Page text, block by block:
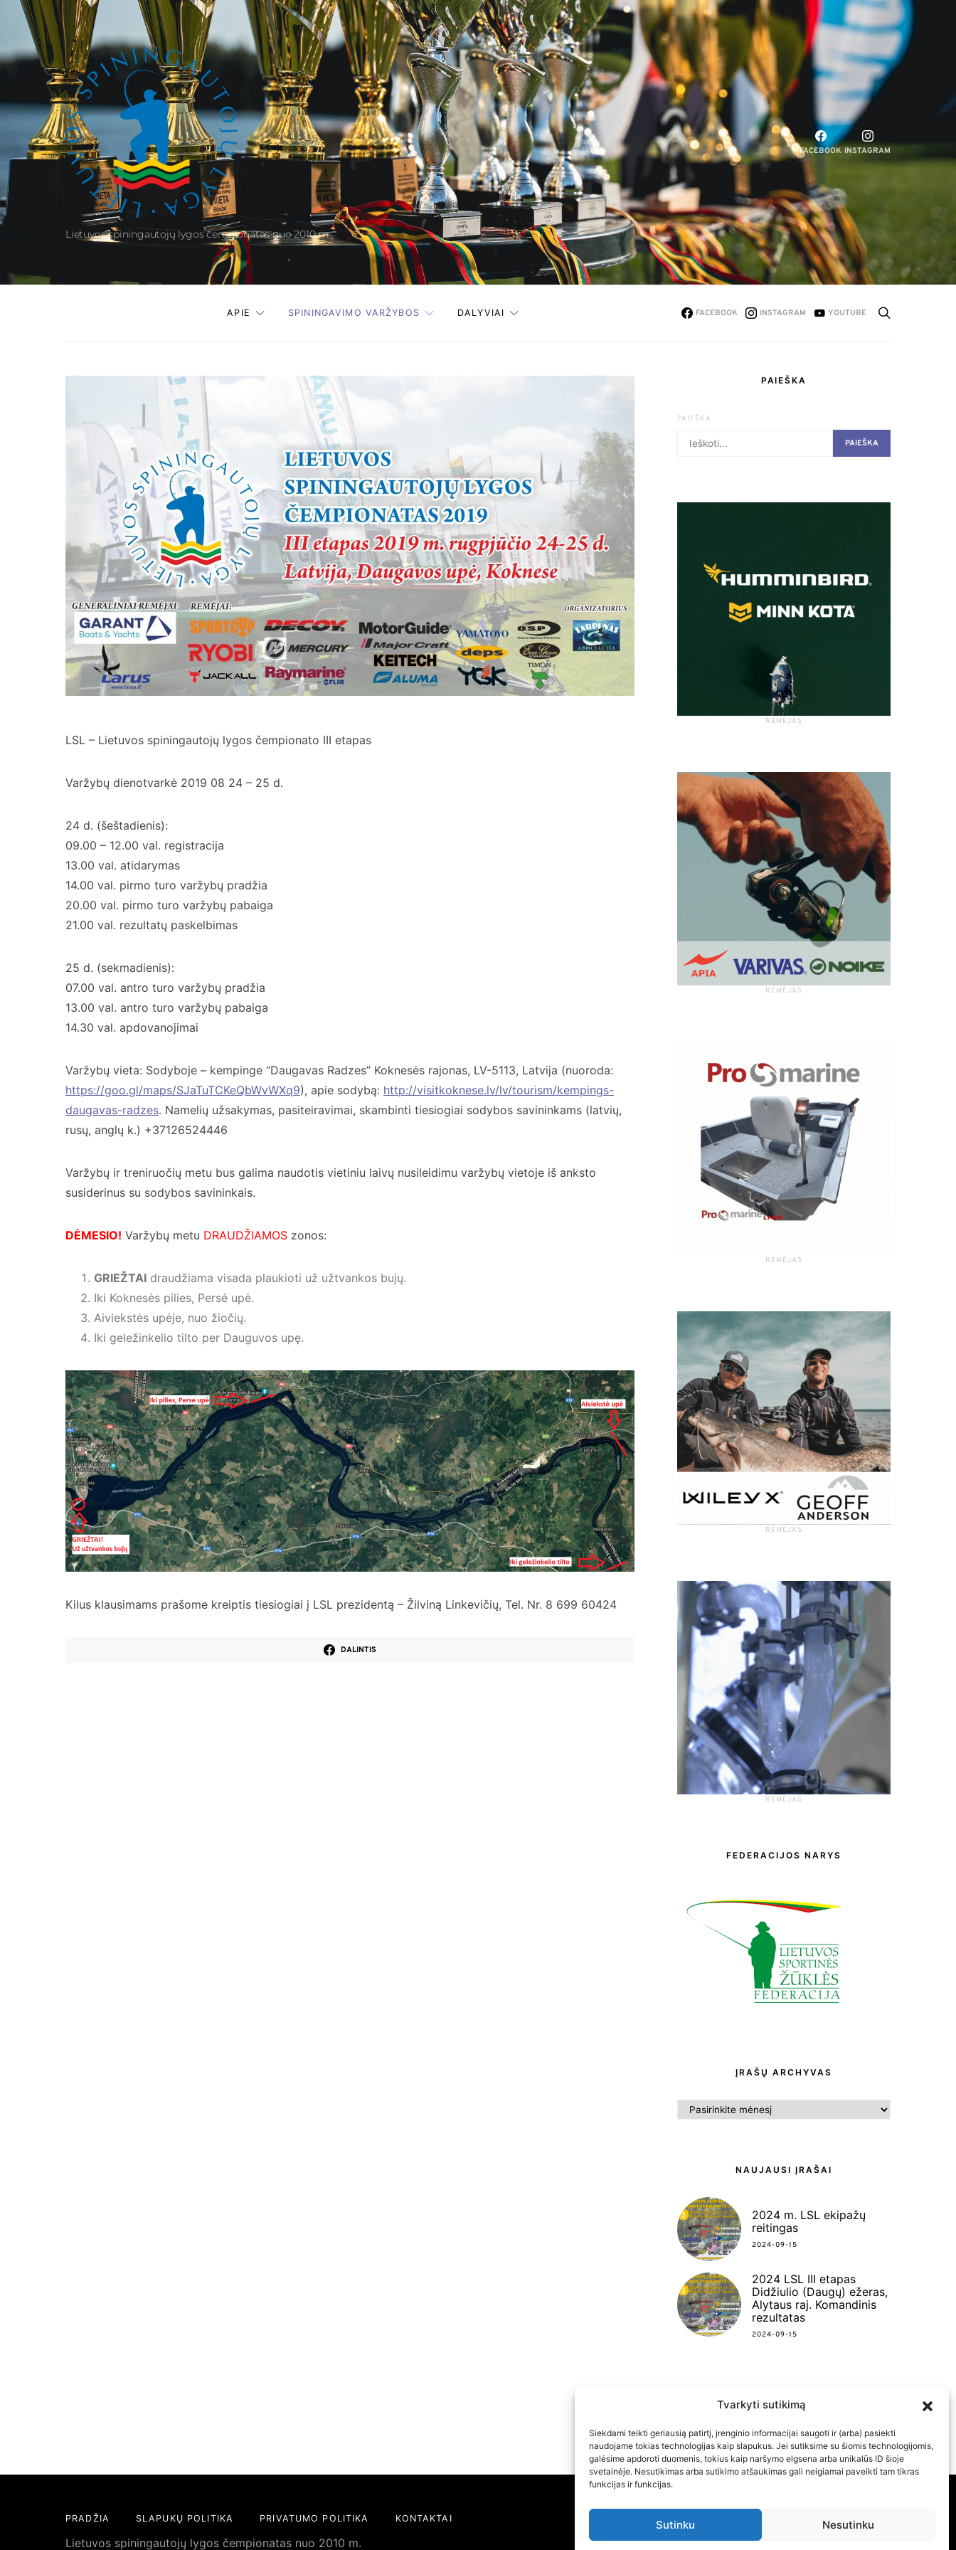
Tvarkyti sutikimą
Siekdami teikti geriausią patirtį, įrenginio informacijai saugoti ir (arba) pasiekti
naudojame tokias technologijas kaip slapukus. Jei sutiksime su šiomis technologijomis,
galėsime apdoroti duomenis, tokius kaip naršymo elgsena arba unikalūs ID šioje
svetainėje. Nesutikimas arba sutikimo atšaukimas gali neigiamai paveikti tam tikras
funkcijas ir funkcijas.
Sutinku Nesutinku
Lietuvos spiningautojų lygos čempionatas nuo 2010 m.
FACEBOOK INSTAGRAM
APIE SPININGAVIMO VARŽYBOS DALYVIAI FACEBOOK INSTAGRAM YOUTUBE
LSL – Lietuvos spiningautojų lygos čempionato III etapas
Varžybų dienotvarkė 2019 08 24 – 25 d.
24 d. (šeštadienis):
09.00 – 12.00 val. registracija
13.00 val. atidarymas
14.00 val. pirmo turo varžybų pradžia
20.00 val. pirmo turo varžybų pabaiga
21.00 val. rezultatų paskelbimas
25 d. (sekmadienis):
07.00 val. antro turo varžybų pradžia
13.00 val. antro turo varžybų pabaiga
14.30 val. apdovanojimai
Varžybų vieta: Sodyboje – kempinge “Daugavas Radzes” Koknesės rajonas, LV-5113, Latvija (nuoroda:
https://goo.gl/maps/SJaTuTCKeQbWvWXq9), apie sodybą: http://visitkoknese.lv/lv/tourism/kempings-
daugavas-radzes. Namelių užsakymas, pasiteiravimai, skambinti tiesiogiai sodybos savininkams (latvių,
rusų, anglų k.) +37126524446
Varžybų ir treniruočių metu bus galima naudotis vietiniu laivų nusileidimu varžybų vietoje iš anksto
susiderinus su sodybos savininkais.
DĖMESIO! Varžybų metu DRAUDŽIAMOS zonos:
GRIEŽTAI draudžiama visada plaukioti už užtvankos bujų.
Iki Koknesės pilies, Persė upė.
Aiviekstės upėje, nuo žiočių.
Iki geležinkelio tilto per Dauguvos upę.
Kilus klausimams prašome kreiptis tiesiogiai į LSL prezidentą – Žilviną Linkevičių, Tel. Nr. 8 699 60424
DALINTIS
PAIEŠKA
PAIEŠKA
PAIEŠKA
RĖMĖJAS
RĖMĖJAS
RĖMĖJAS
RĖMĖJAS
RĖMĖJAS
FEDERACIJOS NARYS
ĮRAŠŲ ARCHYVAS
ĮRAŠŲ
ARCHYVAS
NAUJAUSI ĮRAŠAI
2024 m. LSL ekipažų
reitingas
2024-09-15
2024 LSL III etapas
Didžiulio (Daugų) ežeras,
Alytaus raj. Komandinis
rezultatas
2024-09-15
PRADŽIA SLAPUKŲ POLITIKA PRIVATUMO POLITIKA KONTAKTAI
Lietuvos spiningautojų lygos čempionatas nuo 2010 m.